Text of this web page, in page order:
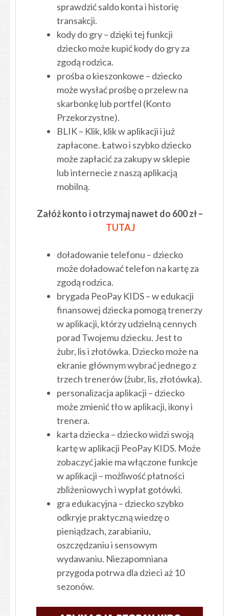
sprawdzić saldo konta i historię
transakcji.
kody do gry – dzięki tej funkcji
dziecko może kupić kody do gry za
zgodą rodzica.
prośba o kieszonkowe – dziecko
może wysłać prośbę o przelew na
skarbonkę lub portfel (Konto
Przekorzystne).
BLIK – Klik, klik w aplikacji i już
zapłacone. Łatwo i szybko dziecko
może zapłacić za zakupy w sklepie
lub internecie z naszą aplikacją
mobilną.
Załóż konto i otrzymaj nawet do 600 zł –
TUTAJ
doładowanie telefonu – dziecko
może doładować telefon na kartę za
zgodą rodzica.
brygada PeoPay KIDS – w edukacji
finansowej dziecka pomogą trenerzy
w aplikacji, którzy udzielną cennych
porad Twojemu dziecku. Jest to
żubr, lis i złotówka. Dziecko może na
ekranie głównym wybrać jednego z
trzech trenerów (żubr, lis, złotówka).
personalizacja aplikacji – dziecko
może zmienić tło w aplikacji, ikony i
trenera.
karta dziecka – dziecko widzi swoją
kartę w aplikacji PeoPay KIDS. Może
zobaczyć jakie ma włączone funkcje
w aplikacji – możliwość płatności
zbliżeniowych i wypłat gotówki.
gra edukacyjna – dziecko szybko
odkryje praktyczną wiedzę o
pieniądzach, zarabianiu,
oszczędzaniu i sensowym
wydawaniu. Niezapomniana
przygoda potrwa dla dzieci aż 10
sezonów.